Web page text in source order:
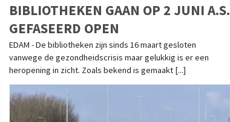
BIBLIOTHEKEN GAAN OP 2 JUNI A.S.
GEFASEERD OPEN
EDAM - De bibliotheken zijn sinds 16 maart gesloten
vanwege de gezondheidscrisis maar gelukkig is er een
heropening in zicht. Zoals bekend is gemaakt [...]